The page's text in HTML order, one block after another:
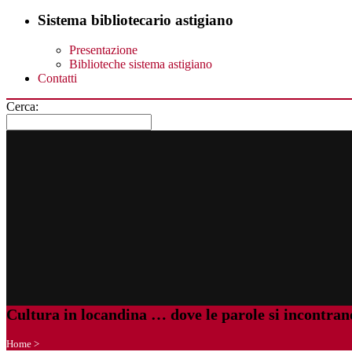
Sistema bibliotecario astigiano
Presentazione
Biblioteche sistema astigiano
Contatti
Cerca:
Cultura in locandina … dove le parole si
Home >